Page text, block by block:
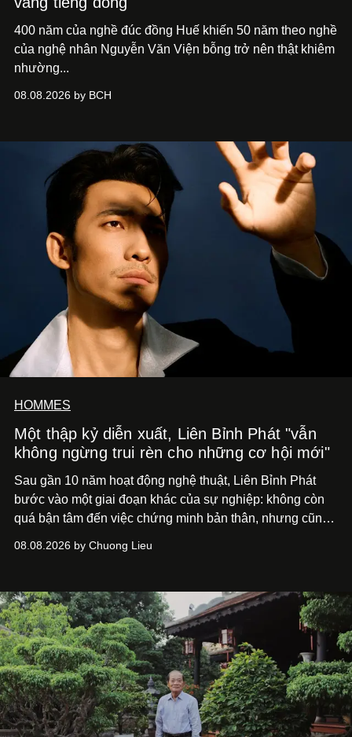
400 năm của nghề đúc đồng Huế khiến 50 năm theo nghề
của nghệ nhân Nguyễn Văn Viện bỗng trở nên thật khiêm
nhường...
08.08.2026 by BCH
HOMMES
Một thập kỷ diễn xuất, Liên Bỉnh Phát "vẫn
không ngừng trui rèn cho những cơ hội mới"
Sau gần 10 năm hoạt động nghệ thuật, Liên Bỉnh Phát
bước vào một giai đoạn khác của sự nghiệp: không còn
quá bận tâm đến việc chứng minh bản thân, nhưng cũng
phim điện ảnh trong nửa đầu 2026 đến hành trình trở lại
bằng một tâm thế điềm tĩnh hơn. Anh tiếp tục học hỏi, trau
dồi và chờ đợi những vai diễn đủ sức đưa mình đến
những vùng đất mới. Ở tuổi ngoài 30, điều anh theo đuổi
không phải những đích đến quá lớn, mà là khả năng luôn
tiến về phía trước.
08.08.2026 by Chuong Lieu